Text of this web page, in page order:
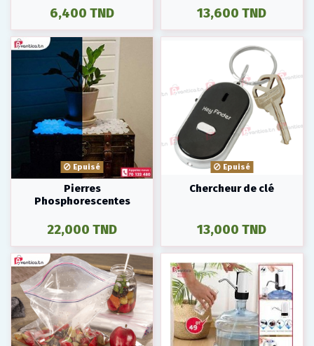
6,400 TND 13,600 TND
Epuisé
Pierres
Phosphorescentes
22,000 TND
Epuisé
Chercheur de clé
13,000 TND